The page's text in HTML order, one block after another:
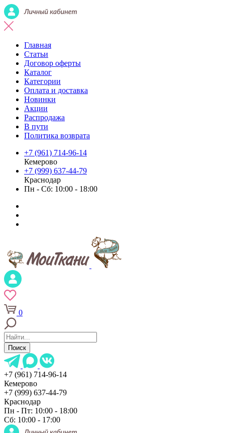
Главная
Статьи
Договор оферты
Каталог
Категории
Оплата и доставка
Новинки
Акции
Распродажа
В пути
Политика возврата
+7 (961) 714-96-14
Кемерово
+7 (999) 637-44-79
Краснодар
Пн - Сб: 10:00 - 18:00
0
Поиск
+7 (961) 714-96-14
Кемерово
+7 (999) 637-44-79
Краснодар
Пн - Пт: 10:00 - 18:00
Сб: 10:00 - 17:00